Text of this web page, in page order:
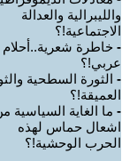
والليبرالية والعدالة
الاجتماعية!؟
- خاطرة شعرية..أحلام
عربي!؟
- الثورة السطحية
العميقة!؟
- ما الغاية السياسية
اشعال حماس لهذه
الحرب الوحشية!؟